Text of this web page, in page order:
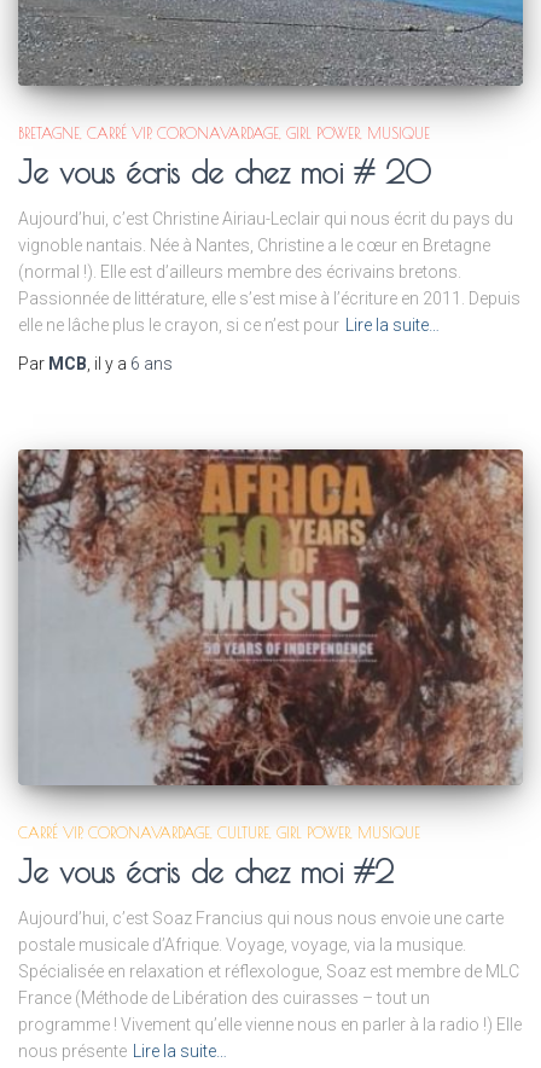
BRETAGNE CARRÉ VIP CORONAVARDAGE GIRL POWER MUSIQUE
Je vous écris de chez moi # 20
Aujourd’hui, c’est Christine Airiau-Leclair qui nous écrit du pays du
vignoble nantais. Née à Nantes, Christine a le cœur en Bretagne
(normal !). Elle est d’ailleurs membre des écrivains bretons.
Passionnée de littérature, elle s’est mise à l’écriture en 2011. Depuis
elle ne lâche plus le crayon, si ce n’est pour Lire la suite…
Par MCB , il y a 6 ans
CARRÉ VIP CORONAVARDAGE CULTURE GIRL POWER MUSIQUE
Je vous écris de chez moi #2
Aujourd’hui, c’est Soaz Francius qui nous nous envoie une carte
postale musicale d’Afrique. Voyage, voyage, via la musique.
Spécialisée en relaxation et réflexologue, Soaz est membre de MLC
France (Méthode de Libération des cuirasses – tout un
programme ! Vivement qu’elle vienne nous en parler à la radio !) Elle
nous présente
Lire la suite…